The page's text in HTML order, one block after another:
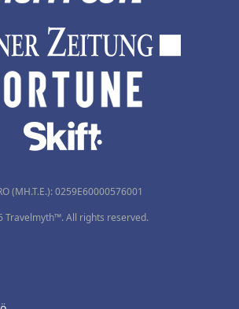
(MH.T.E.): 0259Ε60000576001
Travelmyth™. All rights reserved.